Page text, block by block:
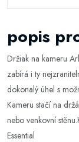
popis
Držiak na kameru
zabírá i ty
dokonalý úhel s
Kameru stačí na
nebo venkovní
Essential